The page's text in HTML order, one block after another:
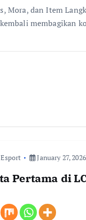
Mora, dan Item
membagikan
January 27, 2026
Pertama di